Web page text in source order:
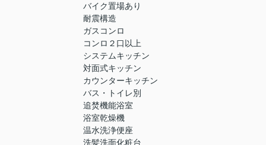
バイク置場あり
耐震構造
ガスコンロ
コンロ２口以上
システムキッチン
対面式キッチン
カウンターキッチン
バス・トイレ別
追焚機能浴室
浴室乾燥機
温水洗浄便座
洗髪洗面化粧台